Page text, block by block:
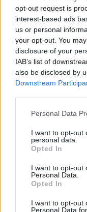
opt-out request is
interest-based ads
us or personal
your opt-out. You
disclosure of your
IAB’s list of
also be disclosed by
Downstream
Personal Data
I want to opt-out
personal data.
Opted In
I want to opt-out
Personal Data.
Opted In
I want to opt-out
Personal Data
Miért félnek a
Hogy
állampolgárokra,
megszokták az
meglepő, hogy
gerjeszt a kettős